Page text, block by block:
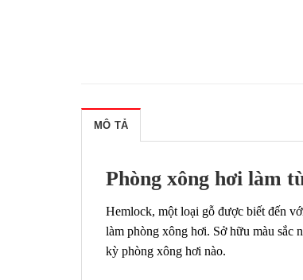
MÔ TẢ
Phòng xông hơi làm
Hemlock, một loại gỗ được biết đến
làm phòng xông hơi. Sở hữu màu sắc
kỳ phòng xông hơi nào.